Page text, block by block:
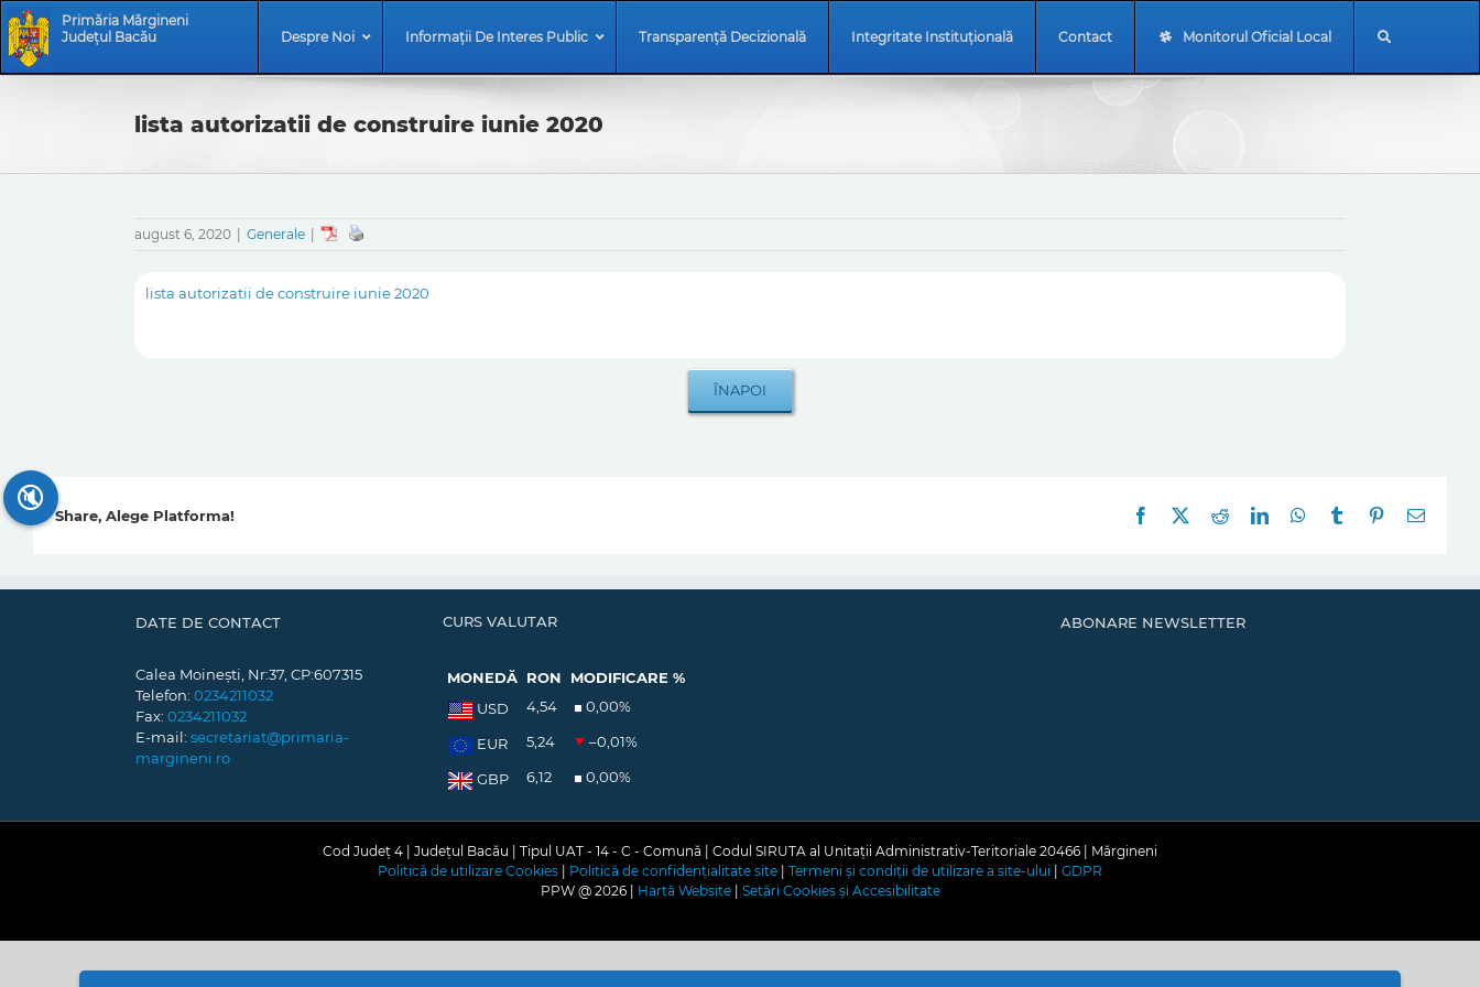
Skip
to
content
Skip
Navigation
Primăria Mărgineni
Județul Bacău
Despre Noi Informații De Interes Public Transparență Decizională Integritate Instituțională Contact Monitorul Oficial Local
lista autorizatii de construire iunie 2020
august 6, 2020 Generale
lista autorizatii de construire iunie 2020
Share, Alege Platforma! Facebook RedditLinkedInWhatsApp
Tumblr Pinterest
E-
DATE DE CONTACT
Calea Moinești, Nr:37, CP:607315
Telefon: 0234211032
Fax: 0234211032
E-mail: secretariat@primaria-
margineni.ro
CURS VALUTAR
MONEDĂ RON
MODIFICARE %
USD
4,54 0,00%
EUR 5,24 –0,01%
GBP 6,12 0,00%
ABONARE NEWSLETTER
Cod Județ 4 | Județul Bacău | Tipul UAT - 14 - C - Comună | Codul SIRUTA al Unitații Administrativ-Teritoriale 20466 | Mărgineni
Politică de utilizare Cookies
Politică de confidențialitate site Termeni și condiții de utilizare a site-ului
GDPR
PPW @ 2026 | Hartă Website| Setări Cookies și Accesibilitate
🔇